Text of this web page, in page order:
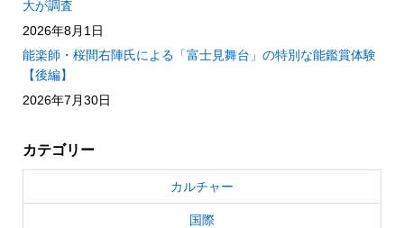
大が調査
2026年8月1日
能楽師・桜間右陣氏による「富士見舞台」の特別な能鑑賞体験
【後編】
2026年7月30日
カテゴリー
カルチャー
国際